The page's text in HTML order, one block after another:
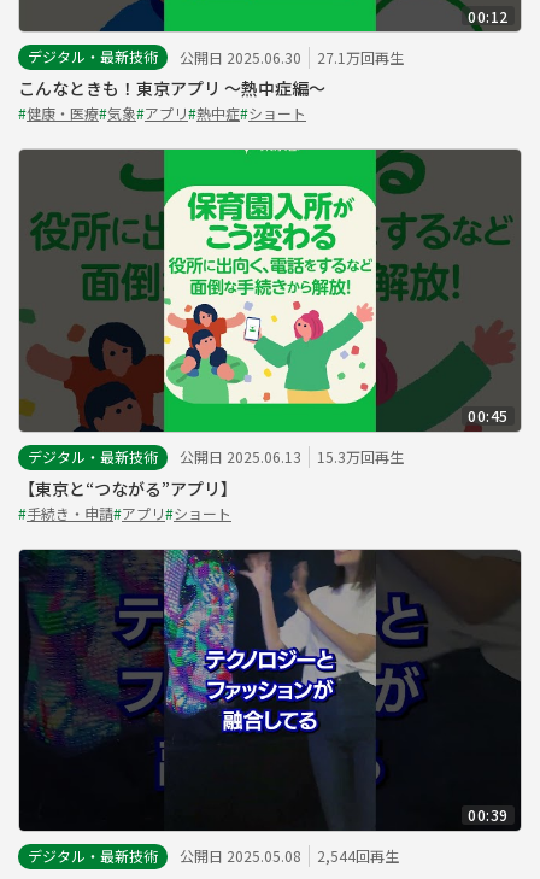
00:12
デジタル・最新技術
公開日 2025.06.30 27.1万回再生
こんなときも！東京アプリ ～熱中症編～
#健康・医療#気象#アプリ#熱中症#ショート
00:45
デジタル・最新技術
公開日 2025.06.13 15.3万回再生
【東京と“つながる”アプリ】
#手続き・申請#アプリ#ショート
00:39
デジタル・最新技術
公開日 2025.05.08 2,544回再生